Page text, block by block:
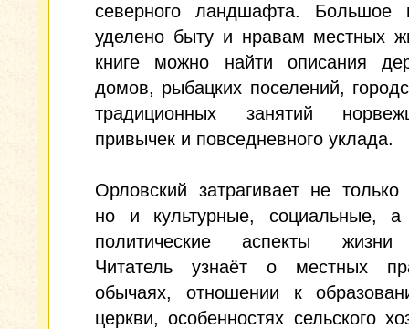
северного ландшафта. Большое
уделено быту и нравам местных
книге можно найти описания
домов, рыбацких поселений,
традиционных занятий
привычек и повседневного уклада.
Орловский затрагивает не
но и культурные, социальные,
политические аспекты жизни
Читатель узнаёт о местных
обычаях, отношении к
церкви, особенностях сельского